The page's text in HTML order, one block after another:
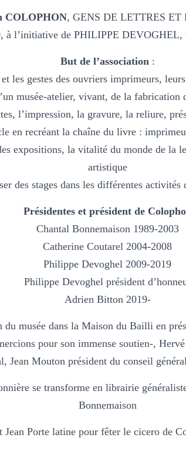
COLOPHON, GENS DE LETTRES ET
, à l’initiative de PHILIPPE DEVOGHEL,
But de l’association:
les gestes des ouvriers imprimeurs,
musée-atelier, vivant, de la fabrication
l’impression, la gravure, la reliure,
en recréant la chaîne du livre :
expositions, la vitalité du monde de la
artistique
des stages dans les différentes activités
Présidentes et président de
Chantal Bonnemaison 1989-2003
Catherine Coutarel 2004-2008
Philippe Devoghel 2009-2019
Philippe Devoghel président
Adrien Bitton 2019-
musée dans la Maison du Bailli en
pour son immense soutien-,
Jean Mouton président du conseil
se transforme en librairie
Bonnemaison
Jean Porte latine pour fêter le cicero de